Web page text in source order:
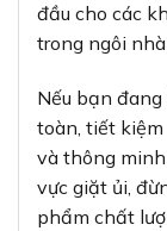
đầu cho các
trong ngôi
Nếu bạn
toàn, tiết kiệm
và thông
vực giặt ủi,
phẩm chất